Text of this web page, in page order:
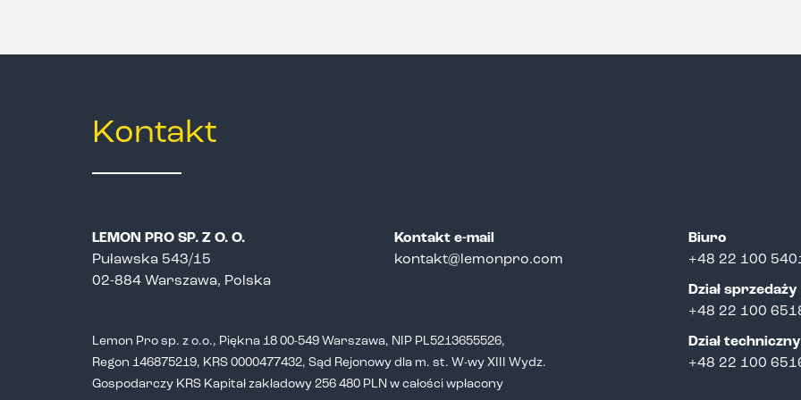
Kontakt
LEMON PRO SP. Z O. O.
Puławska 543/15
02-884 Warszawa, Polska
Kontakt e-mail
kontakt@lemonpro.com
Lemon Pro sp. z o.o., Piękna 18 00-549 Warszawa, NIP PL5213655526,
Regon 146875219, KRS 0000477432, Sąd Rejonowy dla m. st. W-wy XIII Wydz.
Gospodarczy KRS Kapitał zakładowy 256 480 PLN w całości wpłacony
Biuro
+48 22 100
Dział sprzedaży
+48 22 100
Dział techniczny
+48 22 100